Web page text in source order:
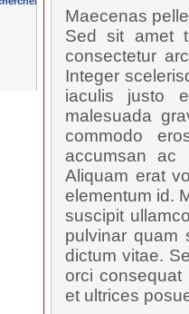
Maecenas
Sed sit amet
consectetur
Integer
iaculis justo
malesuada
commodo
accumsan ac
Aliquam erat
elementum id.
suscipit
pulvinar quam
dictum vitae.
orci consequat
et ultrices